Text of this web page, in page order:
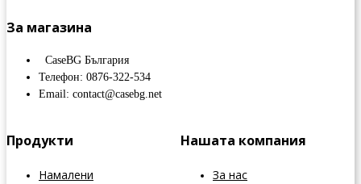
За магазина
CaseBG България
Телефон: 0876-322-534
Email: contact@casebg.net
Продукти
Намалени
Нашата компания
За нас